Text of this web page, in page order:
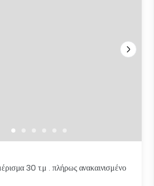
30 τ.μ . πλήρως ανακαινισμένο